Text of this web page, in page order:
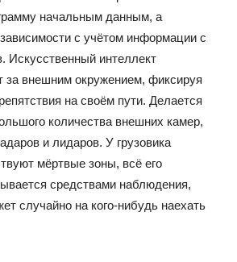
начальным данным, а
зависимости с учётом информации с
Искусственный интеллект
за внешним окружением, фиксируя
на своём пути. Делается
количества внешних камер,
и лидаров. У грузовика
мёртвые зоны, всё его
средствами наблюдения,
случайно на кого-нибудь наехать